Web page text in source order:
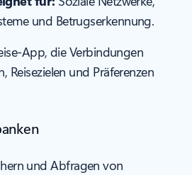
und Betrugserkennung.
App, die Verbindungen
Reisezielen und Präferenzen
und Abfragen von